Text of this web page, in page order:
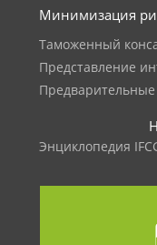
Минимизация
Таможенный
Представление
Энциклопедия